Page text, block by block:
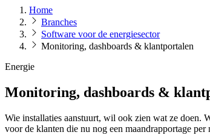
Home
Branches
Software voor de energiesector
Monitoring, dashboards & klantportalen
Energie
Monitoring, dashboards &
Wie installaties aanstuurt, wil ook zien wat ze doen.
voor de klanten die nu nog een maandrapportage per